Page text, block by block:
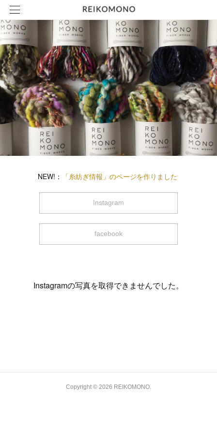
NEW!： 「糸紡ぎ情報」のページを作りました
Instagram
facebook
Instagramの写真を取得できませんでした。
Copyright © 2026 REIKOMONO.